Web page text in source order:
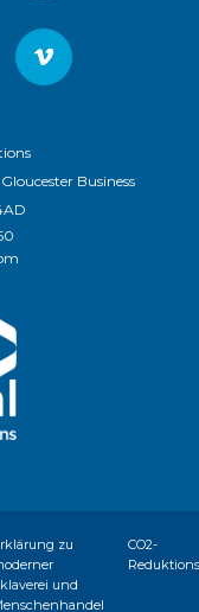
Business
zu
und
CO2-